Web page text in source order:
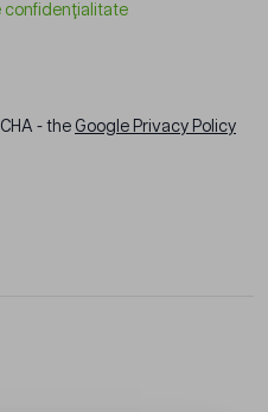
confidențialitate
- the Google Privacy Policy